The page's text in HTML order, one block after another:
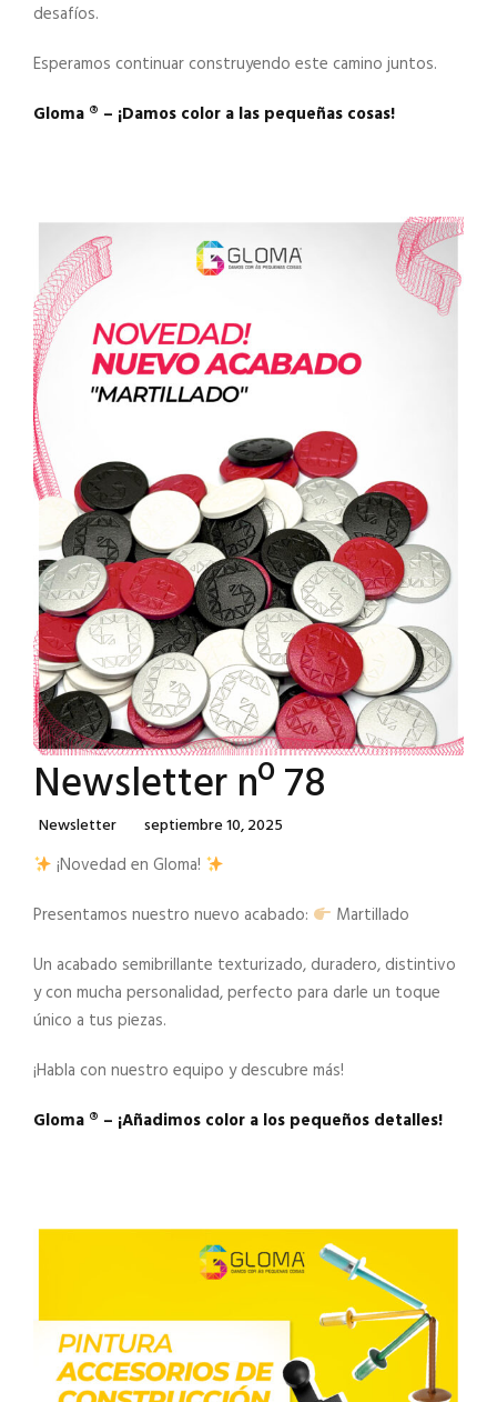
desafíos.
Esperamos continuar construyendo este camino juntos.
Gloma ®️ – ¡Damos color a las pequeñas cosas!
Newsletter nº 78
Categories
Newsletter Posted
On
Septiembre 10, 2025
¡Novedad en Gloma!
Presentamos nuestro nuevo acabado: Martillado
Un acabado semibrillante texturizado, duradero, distintivo
y con mucha personalidad, perfecto para darle un toque
único a tus piezas.
¡Habla con nuestro equipo y descubre más!
Gloma ®️ – ¡Añadimos color a los pequeños detalles!